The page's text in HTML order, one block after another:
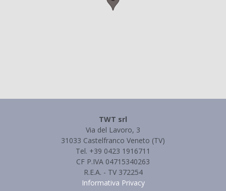
TWT srl
Via del Lavoro, 3
31033 Castelfranco Veneto (TV)
Tel. +39 0423 1916711
CF P.IVA 04715340263
R.E.A. - TV 372254
Informativa Privacy